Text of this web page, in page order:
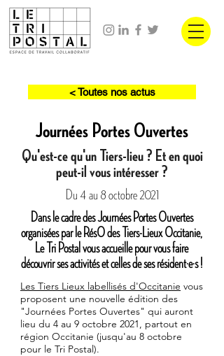
< Toutes nos actus
Journées Portes Ouvertes
Qu'est-ce qu'un Tiers-lieu ? Et en quoi
peut-il vous intéresser ?
Du 4 au 8 octobre 2021
Dans le cadre des Journées Portes Ouvertes
organisées par le RésO des Tiers-Lieux Occitanie,
Le Tri Postal vous accueille pour vous faire
découvrir ses activités et celles de ses résident·e·s !
Les Tiers Lieux labellisés d'Occitanie vous
proposent une nouvelle édition des
"Journées Portes Ouvertes" qui auront
lieu du 4 au 9 octobre 2021, partout en
région Occitanie (jusqu'au 8 octobre
pour le Tri Postal).